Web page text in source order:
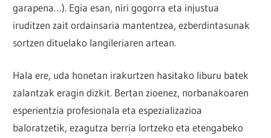
garapena…). Egia esan, niri gogorra eta injustua
iruditzen zait ordainsaria mantentzea, ezberdintasunak
sortzen dituelako langileriaren artean.
Hala ere, uda honetan irakurtzen hasitako liburu batek
zalantzak eragin dizkit. Bertan zioenez, norbanakoaren
esperientzia profesionala eta espezializazioa
baloratzetik, ezagutza berria lortzeko eta etengabeko